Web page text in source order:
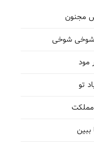
مجنون
شوخی شوخی
مود
تو
مملکت
ببین